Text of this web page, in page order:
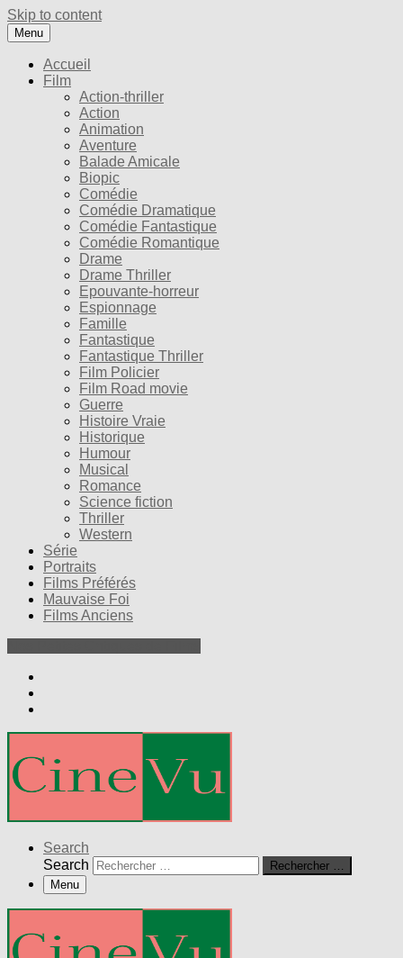
Skip to content
Menu
Accueil
Film
Action-thriller
Action
Animation
Aventure
Balade Amicale
Biopic
Comédie
Comédie Dramatique
Comédie Fantastique
Comédie Romantique
Drame
Drame Thriller
Epouvante-horreur
Espionnage
Famille
Fantastique
Fantastique Thriller
Film Policier
Film Road movie
Guerre
Histoire Vraie
Historique
Humour
Musical
Romance
Science fiction
Thriller
Western
Série
Portraits
Films Préférés
Mauvaise Foi
Films Anciens
Search
Search
Rechercher …
Menu